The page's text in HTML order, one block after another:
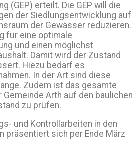
(GEP) erteilt. Die GEP will die
der Siedlungsentwicklung auf
der Gewässer reduzieren.
für eine optimale
und einen möglichst
Damit wird der Zustand
Hiezu bedarf es
In der Art sind diese
Zudem ist das gesamte
Arth auf den baulichen
zu prüfen.
und Kontrollarbeiten in den
präsentiert sich per Ende März